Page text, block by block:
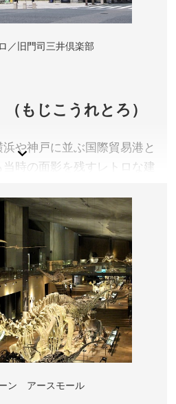
／旧門司三井倶楽部
もじこうれとろ）
や神戸に並ぶ国際貿易港と
時の面影を残すレトロな建
ぐ
門司区港町
4151
ン アースモール